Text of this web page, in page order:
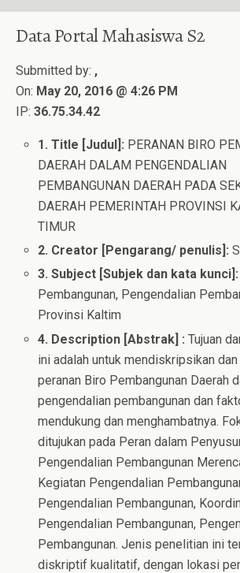
Data Portal Mahasiswa S2
Submitted by: ,
On: May 20, 2016 @ 4:26 PM
IP: 36.75.34.42
1. Title [Judul]: PERANAN BIRO
DAERAH DALAM PENGENDALIAN
PEMBANGUNAN DAERAH PADA
DAERAH PEMERINTAH PROVINSI
TIMUR
2. Creator [Pengarang/ penulis]:
3. Subject [Subjek dan kata kunci]:
Pembangunan, Pengendalian
Provinsi Kaltim
4. Description [Abstrak] : Tujuan
ini adalah untuk mendiskripsikan
peranan Biro Pembangunan Daerah
pengendalian pembangunan dan
mendukung dan menghambatnya.
ditujukan pada Peran dalam
Pengendalian Pembangunan
Kegiatan Pengendalian
Pengendalian Pembangunan,
Pengendalian Pembangunan,
Pembangunan. Jenis penelitian ini
diskriptif kualitatif, dengan lokasi